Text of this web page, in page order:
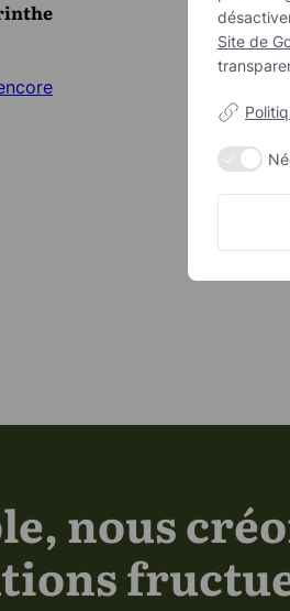
Sans
Sans
NON-
Vegan/
nous
Site de